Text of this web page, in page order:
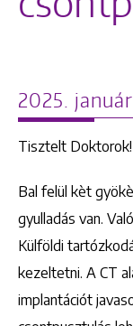
2025.
Tisztelt Doktorok!
Bal felül kèt
gyulladás van.
Külföldi
kezeltetni. A CT
implantációt